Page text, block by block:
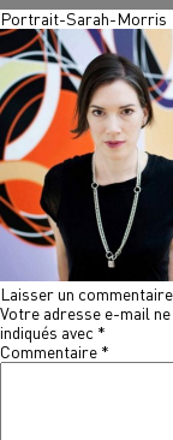
Portrait-Sarah-Morris
Laisser un commentaire
Votre adresse e-mail ne
indiqués avec *
Commentaire *